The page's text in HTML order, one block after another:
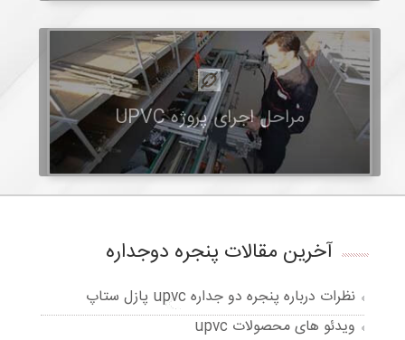
مراحل اجرای پروژه UPVC
آخرین مقالات پنجره دوجداره
نظرات درباره پنجره دو جداره upvc پازل ستاپ
ویدئو های محصولات upvc